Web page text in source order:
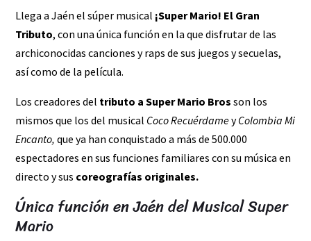
Llega a Jaén el súper musical ¡Super Mario! El Gran
Tributo, con una única función en la que disfrutar de las
archiconocidas canciones y raps de sus juegos y secuelas,
así como de la película.
Los creadores del tributo a Super Mario Bros son los
mismos que los del musical Coco RecuérdameyColombia Mi
Encanto, que ya han conquistado a más de 500.000
espectadores en sus funciones familiares con su música en
directo y sus coreografías originales.
Única función en Jaén del Musical Super
Mario